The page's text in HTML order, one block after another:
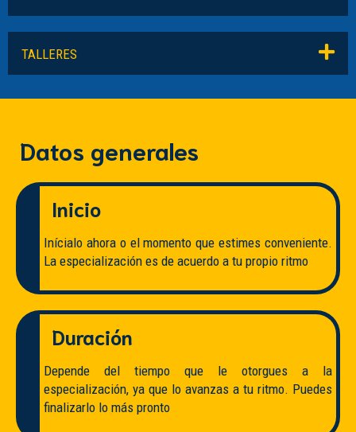
TALLERES
Datos generales
Inicio
Inícialo ahora o el momento que estimes conveniente.
La especialización es de acuerdo a tu propio ritmo
Duración
Depende del tiempo que le otorgues a la
especialización, ya que lo avanzas a tu ritmo. Puedes
finalizarlo lo más pronto